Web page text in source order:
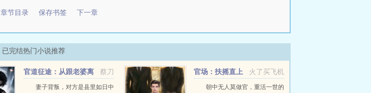
章节目录 保存书签 下一章
已完结热门小说推荐
蔡刀
官道征途：从跟老婆离
婚开始妻子背叛，对方是县里如日中
火了买飞机
官场：扶摇直上
九万里朝中无人莫做官，重活一世的